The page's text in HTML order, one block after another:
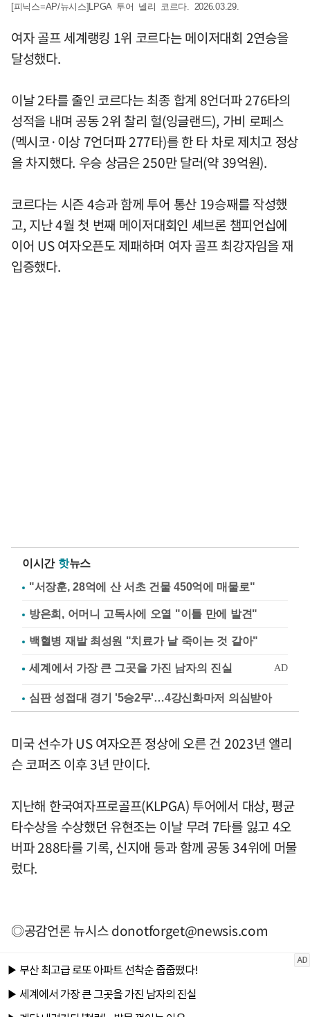
[피닉스=AP/뉴시스]LPGA 투어 넬리 코르다. 2026.03.29.
여자 골프 세계랭킹 1위 코르다는 메이저대회 2연승을
달성했다.
이날 2타를 줄인 코르다는 최종 합계 8언더파 276타의
성적을 내며 공동 2위 찰리 헐(잉글랜드), 가비 로페스
(멕시코·이상 7언더파 277타)를 한 타 차로 제치고 정상
을 차지했다. 우승 상금은 250만 달러(약 39억원).
코르다는 시즌 4승과 함께 투어 통산 19승째를 작성했
고, 지난 4월 첫 번째 메이저대회인 셰브론 챔피언십에
이어 US 여자오픈도 제패하며 여자 골프 최강자임을 재
입증했다.
이시간 핫뉴스
"서장훈, 28억에 산 서초 건물 450억에 매물로"
방은희, 어머니 고독사에 오열 "이틀 만에 발견"
백혈병 재발 최성원 "치료가 날 죽이는 것 같아"
심판 성접대 경기 '5승2무'…4강신화마저 의심받아
미국 선수가 US 여자오픈 정상에 오른 건 2023년 앨리
슨 코퍼즈 이후 3년 만이다.
지난해 한국여자프로골프(KLPGA) 투어에서 대상, 평균
타수상을 수상했던 유현조는 이날 무려 7타를 잃고 4오
버파 288타를 기록, 신지애 등과 함께 공동 34위에 머물
렀다.
◎공감언론 뉴시스donotforget@newsis.com